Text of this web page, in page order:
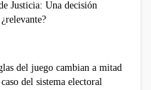
Justicia: Una decisión
del juego cambian a mitad
del sistema electoral